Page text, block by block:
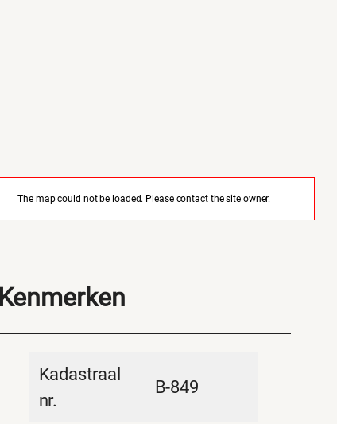
The map could not be loaded. Please contact the site owner.
Kenmerken
Kadastraal
nr.
B-849